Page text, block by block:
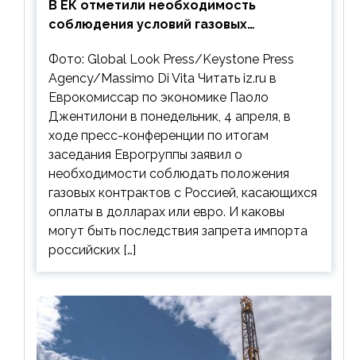
В ЕК отметили необходимость
соблюдения условий газовых
Фото: Global Look Press/Keystone Press
Agency/Massimo Di Vita Читать iz.ru в
Еврокомиссар по экономике Паоло
Джентилони в понедельник, 4 апреля, в
ходе пресс-конференции по итогам
заседания Еврогруппы заявил о
необходимости соблюдать положения
газовых контрактов с Россией, касающихся
оплаты в долларах или евро. И каковы
могут быть последствия запрета импорта
российских […]